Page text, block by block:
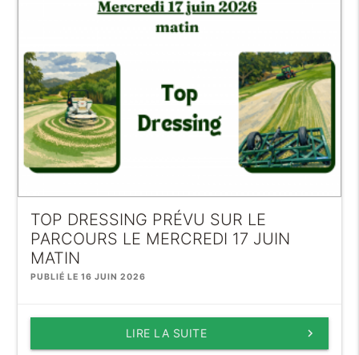
TOP DRESSING PRÉVU SUR LE
PARCOURS LE MERCREDI 17 JUIN
MATIN
PUBLIÉ LE 16 JUIN 2026
keyboard_arrow_right
LIRE LA SUITE